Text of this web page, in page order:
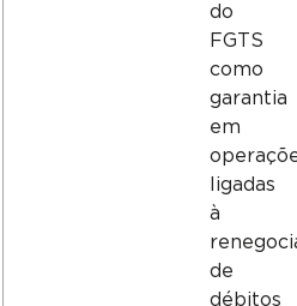
do
FGTS
como
garantia
em
ligadas
à
de
débitos